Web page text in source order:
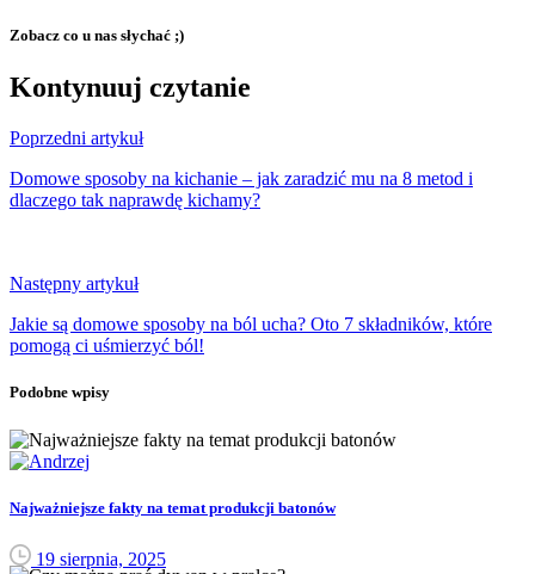
Zobacz co u nas słychać ;)
Kontynuuj czytanie
Poprzedni artykuł
Domowe sposoby na kichanie – jak zaradzić mu na 8 metod i
dlaczego tak naprawdę kichamy?
Następny artykuł
Jakie są domowe sposoby na ból ucha? Oto 7 składników, które
pomogą ci uśmierzyć ból!
Podobne wpisy
Najważniejsze fakty na temat produkcji batonów
19 sierpnia, 2025